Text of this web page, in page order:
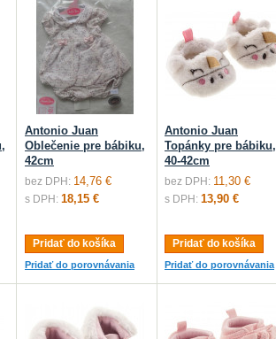
Antonio Juan
Oblečenie pre bábiku,
42cm
bez DPH: 14,76 €
s DPH: 18,15 €
Pridať do košíka
Pridať do porovnávania
Antonio Juan
Topánky pre bábiku,
40-42cm
bez DPH: 11,30 €
s DPH: 13,90 €
Pridať do košíka
Pridať do porovnávania